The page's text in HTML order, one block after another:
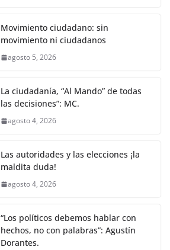
Movimiento ciudadano: sin
movimiento ni ciudadanos
agosto 5, 2026
La ciudadanía, “Al Mando” de todas
las decisiones”: MC.
agosto 4, 2026
Las autoridades y las elecciones ¡la
maldita duda!
agosto 4, 2026
“Los políticos debemos hablar con
hechos, no con palabras”: Agustín
Dorantes.